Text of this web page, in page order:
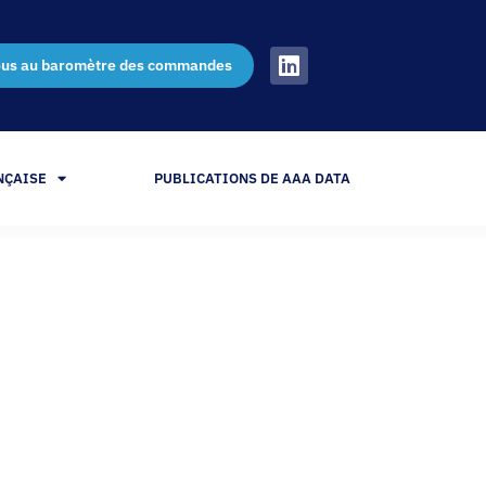
au baromètre des commandes
PUBLICATIONS DE AAA DATA